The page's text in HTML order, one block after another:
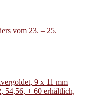
vom 23. – 25.